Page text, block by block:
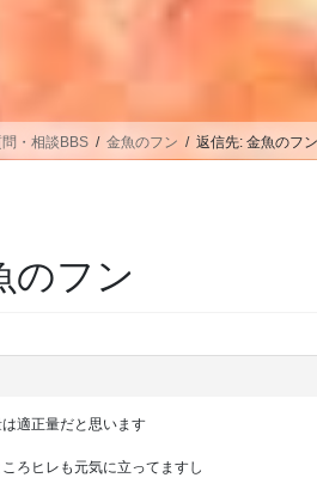
・相談BBS 金魚のフン 返信先: 金魚のフン
のフン
適正量だと思います
ころヒレも元気に立ってますし